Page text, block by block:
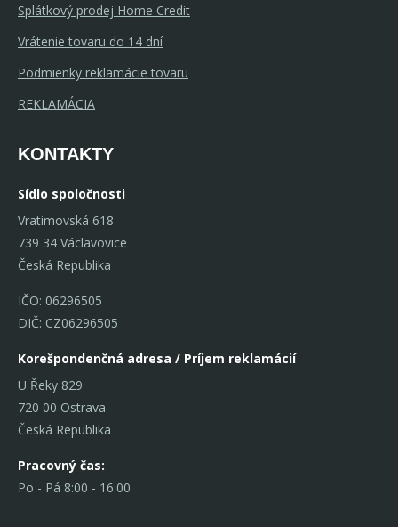
Splátkový prodej Home Credit
Vrátenie tovaru do 14 dní
Podmienky reklamácie tovaru
REKLAMÁCIA
KONTAKTY
Sídlo spoločnosti
Vratimovská 618
739 34 Václavovice
Česká Republika
IČO: 06296505
DIČ: CZ06296505
Korešpondenčná adresa / Príjem reklamácií
U Řeky 829
720 00 Ostrava
Česká Republika
Pracovný čas:
Po - Pá 8:00 - 16:00